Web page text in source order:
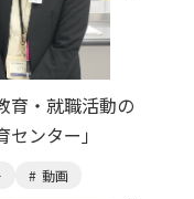
育・就職活動の
ンター」
動画